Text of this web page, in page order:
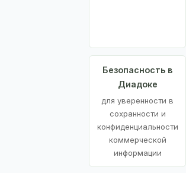
Безопасность в
Диадоке
для уверенности в
сохранности и
конфиденциальности
коммерческой
информации